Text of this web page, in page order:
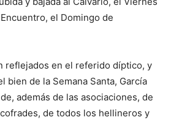
el Domingo de
reflejados en el referido díptico, y
bien de la Semana Santa, García
además de las asociaciones, de
de todos los hellineros y